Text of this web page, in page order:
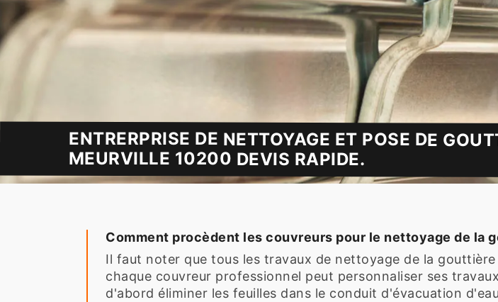
ENTRERPRISE DE NETTOYAGE ET POSE DE
MEURVILLE 10200 DEVIS RAPIDE.
Comment procèdent les couvreurs pour le nettoyage de la
Il faut noter que tous les travaux de nettoyage de la
chaque couvreur professionnel peut personnaliser ses
d'abord éliminer les feuilles dans le conduit d'évacuation